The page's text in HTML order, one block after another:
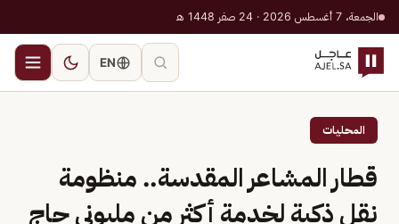
الجمعة، 7 أغسطس 2026 · 24 صفر 1448 هـ
EN
المحليات
قطار المشاعر المقدسة.. منظومة
نقل ذكية لخدمة أكثر من مليوني حاج